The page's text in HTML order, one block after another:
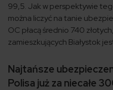
99,5. Jak w perspektywie
można liczyć na tanie
OC płacą średnio 740
zamieszkujących Białystok
Najtańsze
Polisa już za niecałe